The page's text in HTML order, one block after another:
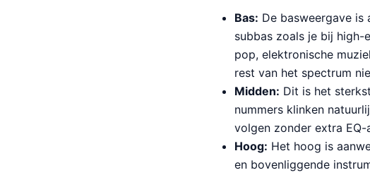
Bas: De basweergave
subbas zoals je bij high-
pop, elektronische
rest van het spectrum
Midden: Dit is het
nummers klinken
volgen zonder extra EQ-
Hoog: Het hoog is
en bovenliggende